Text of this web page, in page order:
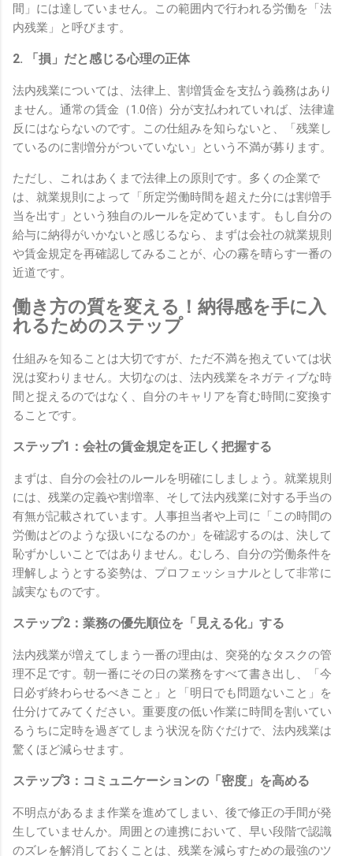
間」には達していません。この範囲内で行われる労働を「法
内残業」と呼びます。
2. 「損」だと感じる心理の正体
法内残業については、法律上、割増賃金を支払う義務はあり
ません。通常の賃金（1.0倍）分が支払われていれば、法律違
反にはならないのです。この仕組みを知らないと、「残業し
ているのに割増分がついていない」という不満が募ります。
ただし、これはあくまで法律上の原則です。多くの企業で
は、就業規則によって「所定労働時間を超えた分には割増手
当を出す」という独自のルールを定めています。もし自分の
給与に納得がいかないと感じるなら、まずは会社の就業規則
や賃金規定を再確認してみることが、心の霧を晴らす一番の
近道です。
働き方の質を変える！納得感を手に入
れるためのステップ
仕組みを知ることは大切ですが、ただ不満を抱えていては状
況は変わりません。大切なのは、法内残業をネガティブな時
間と捉えるのではなく、自分のキャリアを育む時間に変換す
ることです。
ステップ1：会社の賃金規定を正しく把握する
まずは、自分の会社のルールを明確にしましょう。就業規則
には、残業の定義や割増率、そして法内残業に対する手当の
有無が記載されています。人事担当者や上司に「この時間の
労働はどのような扱いになるのか」を確認するのは、決して
恥ずかしいことではありません。むしろ、自分の労働条件を
理解しようとする姿勢は、プロフェッショナルとして非常に
誠実なものです。
ステップ2：業務の優先順位を「見える化」する
法内残業が増えてしまう一番の理由は、突発的なタスクの管
理不足です。朝一番にその日の業務をすべて書き出し、「今
日必ず終わらせるべきこと」と「明日でも問題ないこと」を
仕分けてみてください。重要度の低い作業に時間を割いてい
るうちに定時を過ぎてしまう状況を防ぐだけで、法内残業は
驚くほど減らせます。
ステップ3：コミュニケーションの「密度」を高める
不明点があるまま作業を進めてしまい、後で修正の手間が発
生していませんか。周囲との連携において、早い段階で認識
のズレを解消しておくことは、残業を減らすための最強のツ